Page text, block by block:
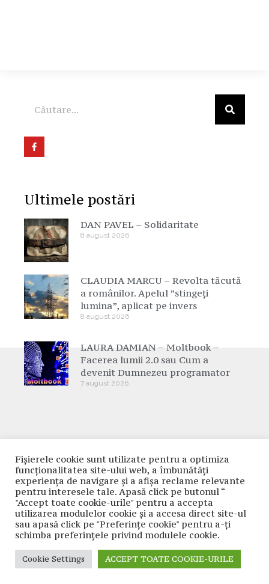
Ultimele postări
DAN PAVEL – Solidaritate
8 august 2026
CLAUDIA MARCU – Revolta tăcută
a românilor. Apelul ”stingeți
lumina”, aplicat pe invers
8 august 2026
LAURA DAMIAN – Moltbook –
Facerea lumii 2.0 sau Cum a
devenit Dumnezeu programator
7 august 2026
Cuvântul Națiunii
Ziar naționalist - conservator
Total Views:
334.660
Total Visitors: 172.576
Fișierele cookie sunt utilizate pentru a optimiza
funcţionalitatea site-ului web, a îmbunătăţi
experienţa de navigare şi a afişa reclame relevante
pentru interesele tale. Apasă click pe butonul “
"Accept toate cookie-urile" pentru a accepta
utilizarea modulelor cookie şi a accesa direct site-ul
sau apasă click pe "Preferințe cookie" pentru a-ţi
schimba preferinţele privind modulele cookie.
Cookie Settings ACCEPT TOATE COOKIE-URILE